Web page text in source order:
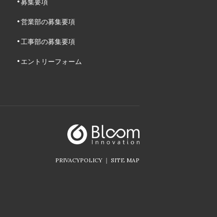
募集要項
営業部の募集要項
工事部の募集要項
エントリーフォーム
PRIVACYPOLICY｜ SITE MAP